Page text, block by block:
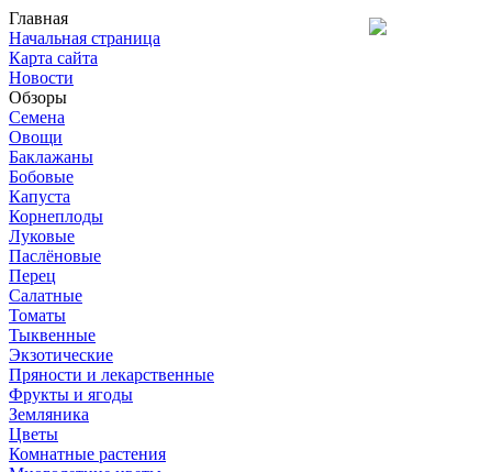
Главная
Начальная страница
Карта сайта
Новости
Обзоры
Семена
Овощи
Баклажаны
Бобовые
Капуста
Корнеплоды
Луковые
Паслёновые
Перец
Салатные
Томаты
Тыквенные
Экзотические
Пряности и лекарственные
Фрукты и ягоды
Земляника
Цветы
Комнатные растения